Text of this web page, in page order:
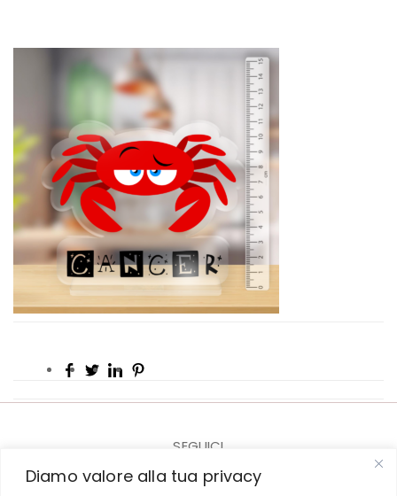
Diamo valore alla tua privacy
SEGUICI